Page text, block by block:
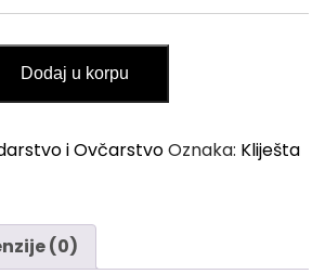
Dodaj u korpu
i OvčarstvoOznaka: Kliješta
(0)